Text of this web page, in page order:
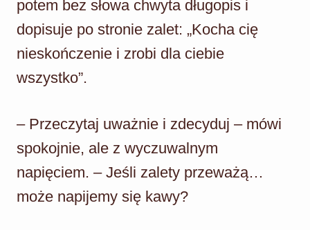
potem bez słowa chwyta długopis i
dopisuje po stronie zalet: „Kocha cię
nieskończenie i zrobi dla ciebie
wszystko”.
– Przeczytaj uważnie i zdecyduj – mówi
spokojnie, ale z wyczuwalnym
napięciem. – Jeśli zalety przeważą…
może napijemy się kawy?